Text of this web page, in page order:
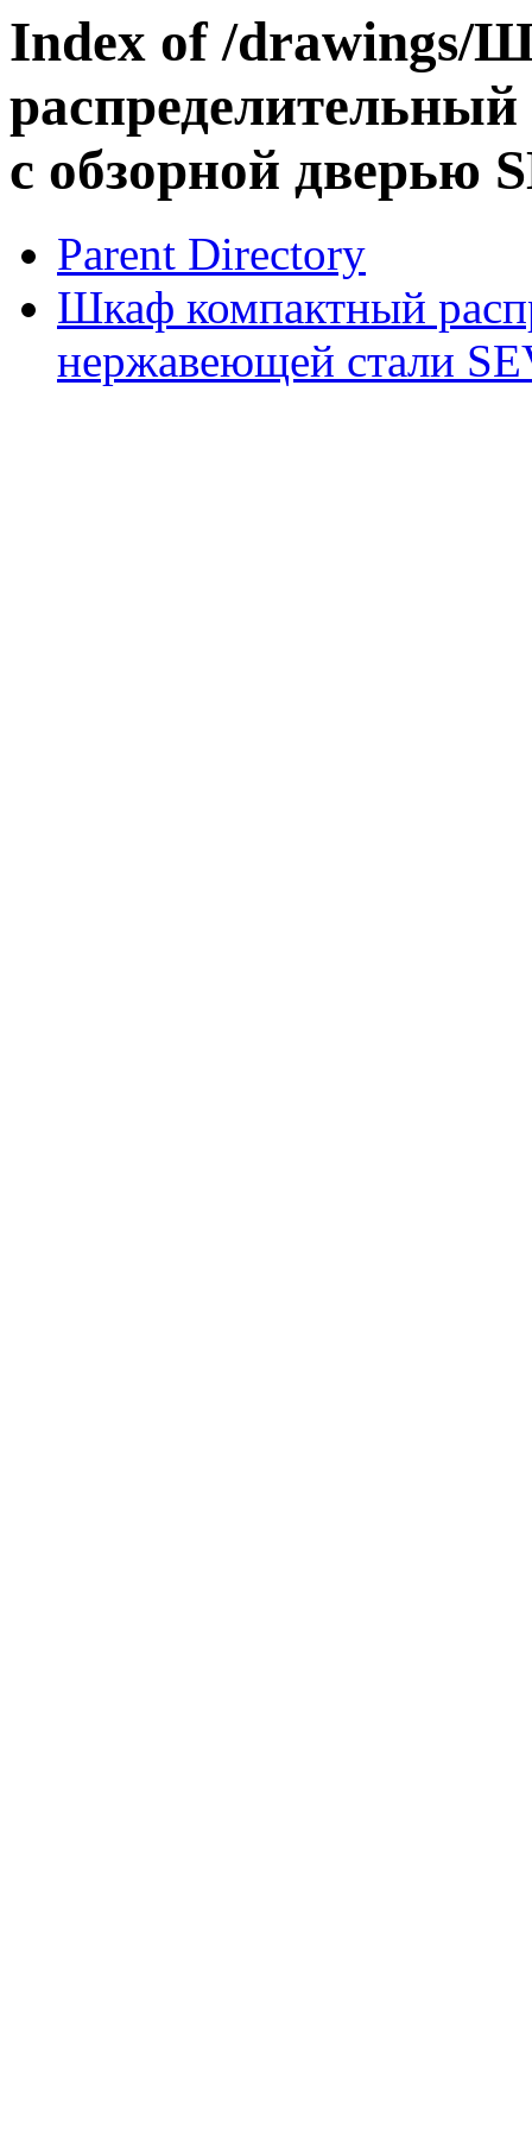
Index of /drawings/
с обзорной дверью
Parent Directory
Шкаф компактный
нержавеющей стали